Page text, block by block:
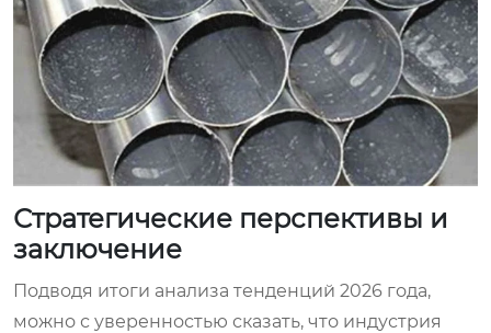
Стратегические перспективы и
заключение
Подводя итоги анализа тенденций 2026 года,
можно с уверенностью сказать, что индустрия